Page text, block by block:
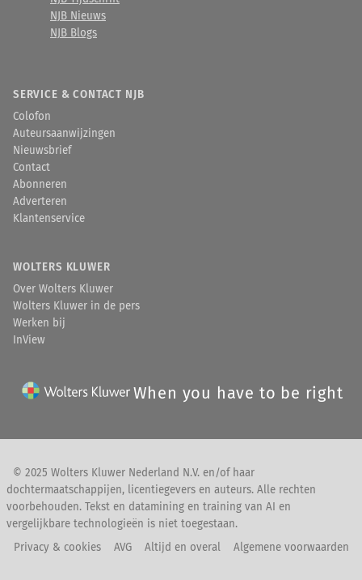
NJB Nieuws
NJB Blogs
SERVICE & CONTACT NJB
Colofon
Auteursaanwijzingen
Nieuwsbrief
Contact
Abonneren
Adverteren
Klantenservice
WOLTERS KLUWER
Over Wolters Kluwer
Wolters Kluwer in de pers
Werken bij
InView
When you have to be right
© 2025 Wolters Kluwer Nederland N.V. en/of haar
dochtermaatschappijen, licentiegevers en auteurs. Alle rechten
voorbehouden. Tekst en datamining en training van AI en
vergelijkbare technologieën is niet toegestaan.
Privacy & cookies
AVG Altijd en overal Algemene voorwaarden